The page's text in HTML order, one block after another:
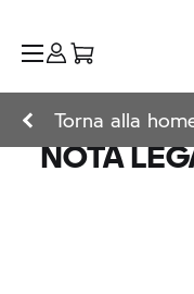
Torna alla
NOTA